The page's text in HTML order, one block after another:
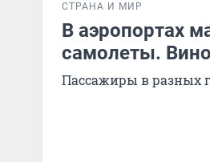
СТРАНА И МИР
В аэропортах
самолеты.
Пассажиры в разных